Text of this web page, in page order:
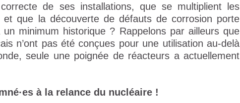
de ses installations, que se multiplient les
que la découverte de défauts de corrosion porte
minimum historique ? Rappelons par ailleurs que
n’ont pas été conçues pour une utilisation au-delà
seule une poignée de réacteurs a actuellement
à la relance du nucléaire !